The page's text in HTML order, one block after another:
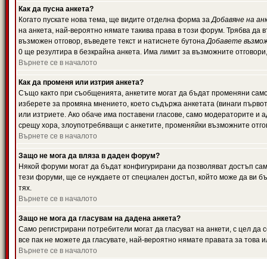
Как да пусна анкета?
Когато пускате нова тема, ще видите отделна форма заДобавяне на
на анкета, най-вероятно нямате такива права в този форум. Трябва да
възможен отговор, въведете текст и натиснете бутонаДобавете
0 ще резултира в безкрайна анкета. Има лимит за възможните
Върнете се в началото
Как да променя или изтрия анкета?
Също както при съобщенията, анкетите могат да бъдат променяни
изберете за промяна мнението, което съдържа анкетата (винаги
или изтриете. Ако обаче има поставени гласове, само модераторите и
срещу хора, злоупотребяващи с анкетите, променяйки възможните
Върнете се в началото
Защо не мога да вляза в даден форум?
Някой форуми могат да бъдат конфигурирани да позволяват достъп
тези форуми, ще се нуждаете от специален достъп, който може да ви
тях.
Върнете се в началото
Защо не мога да гласувам на дадена анкета?
Само регистрирани потребители могат да гласуват на анкети, с цел
все пак не можете да гласувате, най-вероятно нямате правата за това
Върнете се в началото